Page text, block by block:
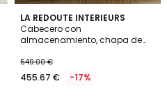
LA REDOUTE INTERIEURS
Cabecero con
almacenamiento, chapa de
549.00 €
455.67 € -17%
4,3
/ 5